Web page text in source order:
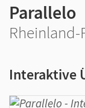
Parallelo
Rheinland-
Interaktive